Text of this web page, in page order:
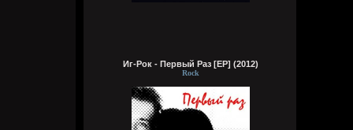
до сих пор не создали такую хуйню?
Приходится недолго жить и умирать
Bestial
Вчера в 20:36:12
Иг-Рок - Первый Раз [EP] (2012)
Rock